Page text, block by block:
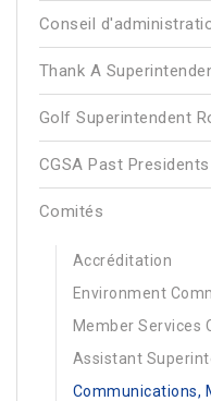
Conseil
Thank A
Golf Superintendent
CGSA Past Presidents
Comités
Accréditation
Environment
Member Services
Assistant
Communications,